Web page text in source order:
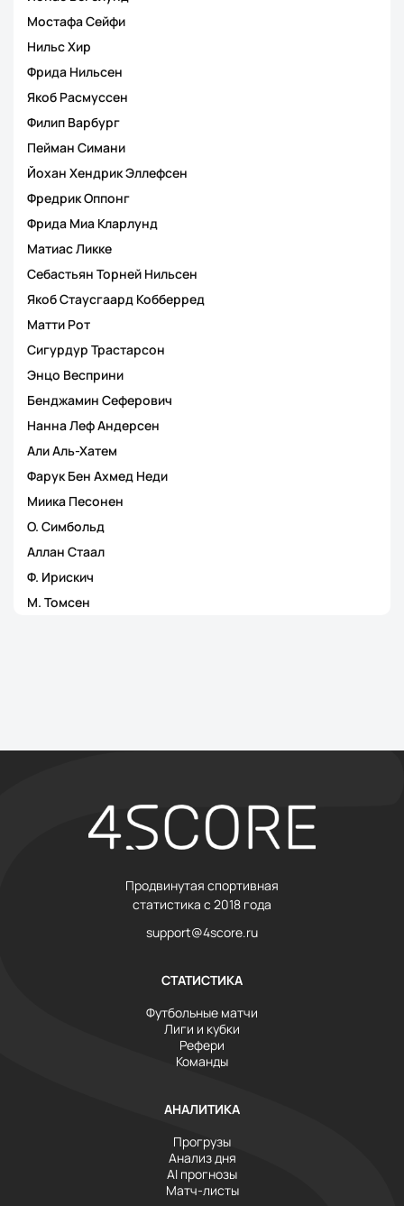
Мостафа Сейфи
Нильс Хир
Фрида Нильсен
Якоб Расмуссен
Филип Варбург
Пейман Симани
Йохан Хендрик Эллефсен
Фредрик Оппонг
Фрида Миа Кларлунд
Матиас Ликке
Себастьян Торней Нильсен
Якоб Стаусгаард Кобберред
Матти Рот
Сигурдур Трастарсон
Энцо Весприни
Бенджамин Сеферович
Нанна Леф Андерсен
Али Аль-Хатем
Фарук Бен Ахмед Неди
Миика Песонен
О. Симбольд
Аллан Стаал
Ф. Ирискич
М. Томсен
Продвинутая спортивная
статистика с 2018 года
support@4score.ru
СТАТИСТИКА
Футбольные матчи
Лиги и кубки
Рефери
Команды
АНАЛИТИКА
Прогрузы
Анализ дня
AI прогнозы
Матч-листы